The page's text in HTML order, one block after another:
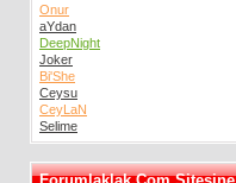
Onur
aYdan
DeepNight
Joker
Bi'She
Ceysu
CeyLaN
Selime